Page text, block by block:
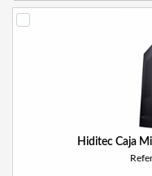
Hiditec Caja